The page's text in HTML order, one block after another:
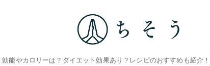
能やカロリーは？ダイエット効果あり？レシピのおすすめも紹介！